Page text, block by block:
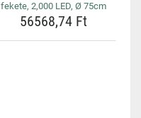
fekete, 2,000 LED, Ø 75cm
56568,74 Ft